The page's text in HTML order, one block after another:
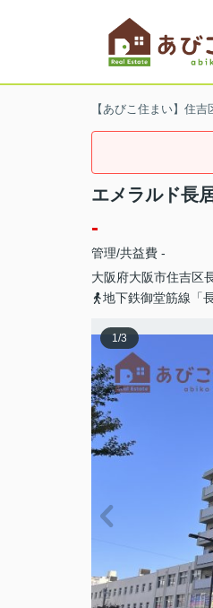
【あびこ住まい】住
エメラルド長
-
管理/共益費 -
大阪府大阪市住吉区
地下鉄御堂筋線「
1/3